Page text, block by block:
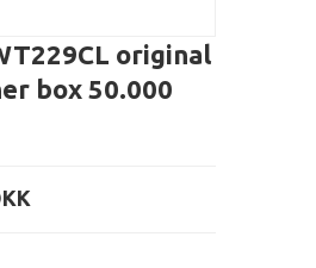
original
box 50.000